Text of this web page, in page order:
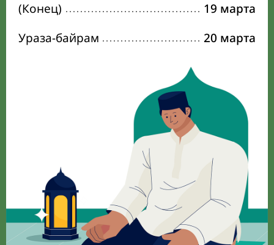
(Конец)
19 марта
Ураза-байрам
20 марта